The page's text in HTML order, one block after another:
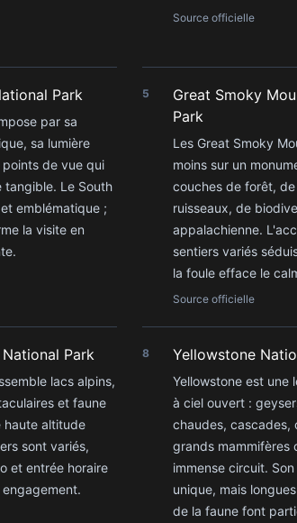
Source officielle
Park
par sa
sa lumière
de vue qui
tangible. Le South
emblématique ;
la visite en
5
Great Smoky
Park
Les Great Smoky
moins sur un
couches de forêt,
ruisseaux, de
appalachienne.
sentiers variés
la foule efface le
Source officielle
Park
lacs alpins,
et faune
haute altitude
sont variés,
et entrée horaire
8 Yellowstone
Yellowstone est une
à ciel ouvert :
chaudes, cascades,
grands mammifères
immense circuit.
unique, mais
de la faune font